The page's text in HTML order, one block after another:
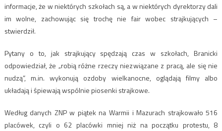
informacje, że w niektórych szkołach są, a w niektórych dyrektorzy dali
im wolne, zachowując się trochę nie fair wobec strajkujących –
stwierdził.
Pytany o to, jak strajkujący spędzają czas w szkołach, Branicki
odpowiedział, że „robią różne rzeczy niezwiązane z pracą, ale się nie
nudzą”, m.in. wykonują ozdoby wielkanocne, oglądają filmy albo
układają i śpiewają wspólnie piosenki strajkowe.
Według danych ZNP w piątek na Warmii i Mazurach strajkowało 516
placówek, czyli o 62 placówki mniej niż na początku protestu, 8